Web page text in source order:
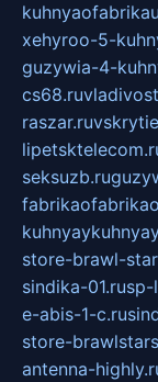
xehyroo-5-
guzywia-4-
cs68.ru
raszar.ru
seksuzb.ru
store-brawl-
sindika-01.rusp-
e-abis-1-c.ru
store-
antenna-